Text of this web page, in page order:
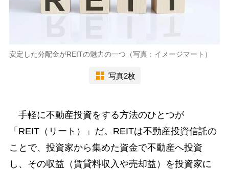
安定した分配金がREITの魅力の一つ（写真：イメージマート）
写真2枚
手軽に不動産投資をする方法のひとつが
「REIT（リート）」だ。REITは不動産投資信託の
ことで、投資家から集めた資金で不動産へ投資
し、その収益（賃貸料収入や売却益）を投資家に